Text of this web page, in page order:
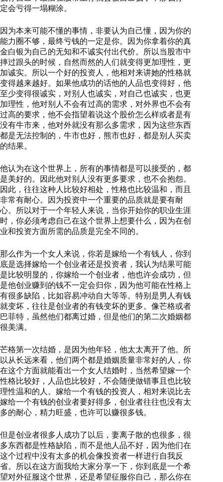
定会亏得一塌糊涂。
因为本来可能不懂的事情，非要认为自己懂，因为你的
能力圈不够，最终亏钱的一定是你。因为你拿着你的真
金白银为自己的无知和不诚实付出代价。所以当股市中
摔过跟头的时候，自然而然的人们就变得更加理性，更
加诚实。所以一个好的投资人，他相对来讲她的性格就
变得越来越好。如果他成功的话他的人品也变得好，他
至少变得很诚实，对别人也诚实，对自己也诚实，也更
加理性，他对别人不会有过高的需求，对外界也不会有
过高的要求，他不会指望着说这个股价怎么样或者是有
没有牛市来，他对外就没有那么多需求，因为这些东西
都是无法控制的，牛市也好，熊市也好，都是别人买卖
的结果。
他认为在这个世界上，所有的事情都是可以接受的，都
是美好的。因此他对别人没有更多要求，也不会抱怨。
因此，往往这种人比较好相处，性格也比较温和，而且
非常有耐心。因为投资中一个重要的品质就是要有耐
心。所以对于一个年轻人来说，当你开始你的职业生涯
时，你必须考虑自己在这个世界上想要什么，因为在创
业和投资方面所需的品质是完全不同的。
那么作为一个女人来说，你若是嫁给一个有钱人，你到
底是选择嫁给一个创业者还是投资者，我认为结果可能
是比较明显的，你嫁给一个创业者，他也许会成功，但
是他创业赚到的钱不一定会归你，因为他可能在性格上
有很多缺陷，比如容易冲动自大等等。特别是男人有钱
就变坏，往往是创业者的有钱变坏的更多。像芒格或者
巴菲特，虽然他们都离过婚，但是他们的第二次婚姻都
很美满。
芒格第一次结婚，是因为他年轻，他太太离开了他。所
以从长远来看，他们两个都是婚姻质量非常好的人，你
在这个方面就能看出一个女人结婚时，当然希望嫁一个
性格比较好，人品也比较好，不会随便做错事且也比较
理性温和的人。嫁给一个有钱的投资人，相对来说比去
嫁给一个有钱的创业者要好得多，创业者往往也没有太
多的耐心，精力旺盛，也许可以赚很多钱。
但是创业者很多人成功了以后，妻离子散的也很多，很
多东西都是性格缺陷，而不是他人品不好，因为他们在
这个过程中没有太多的机会像投资者一样进行自我反
省。所以在这方面我给大家分享一下，你到底是一个希
望对外征服这个世界，还是希望征服你自己，那么你在